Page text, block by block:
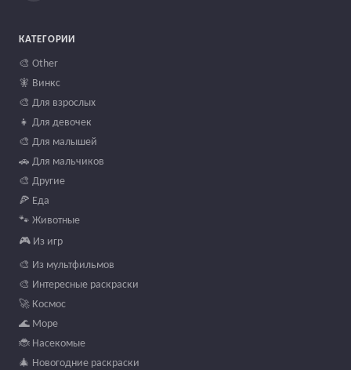
КАТЕГОРИИ
🎨 Other
🧚 Винкс
🎨 Для взрослых
👧 Для девочек
🎨 Для малышей
🚗 Для мальчиков
🎨 Другие
🍕 Еда
🐾 Животные
🎮 Из игр
🎨 Из мультфильмов
🎨 Интересные раскраски
🚀 Космос
🌊 Море
🐞 Насекомые
🎄 Новогодние раскраски